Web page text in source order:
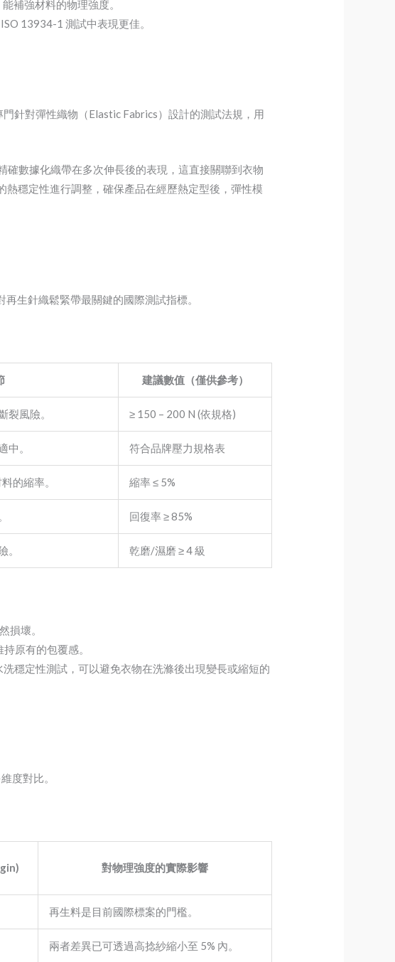
補強材料的物理強度。
13934-1 測試中表現更佳。
針對彈性織物（Elastic Fabrics）設計的測試法規，用
數據化織帶在多次伸長後的表現，這直接關聯到衣物
熱穩定性進行調整，確保產品在經歷熱定型後，彈性模
生針織鬆緊帶最關鍵的國際測試指標。
建議數值（僅供參考）
裂風險。 ≥ 150 – 200 N (依規格)
中。 符合品牌壓力規格表
的縮率。 縮率 ≤ 5%
回復率 ≥ 85%
。 乾磨/濕磨 ≥ 4 級
損壞。
原有的包覆感。
穩定性測試，可以避免衣物在洗滌後出現變長或縮短的
度對比。
對物理強度的實際影響
再生料是目前國際標案的門檻。
兩者差異已可透過高捻紗縮小至 5% 內。